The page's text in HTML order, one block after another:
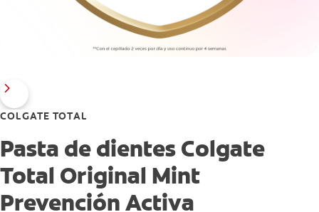
COLGATE TOTAL
Pasta de dientes Colgate
Total Original Mint
Prevención Activa